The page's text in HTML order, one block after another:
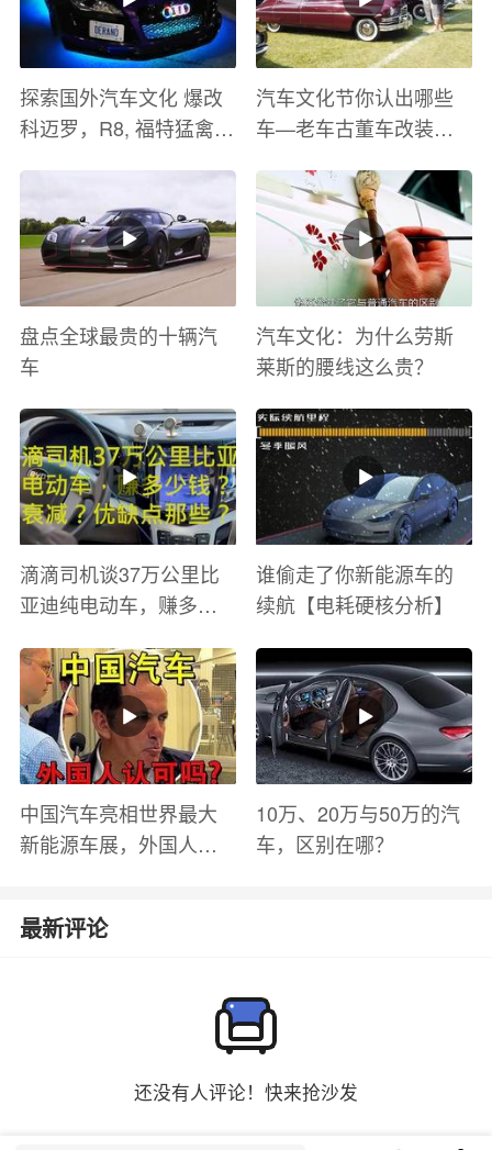
探索国外汽车文化 爆改
科迈罗，R8, 福特猛禽
汽车文化节你认出哪些
车—老车古董车改装车
盘点全球最贵的十辆汽
车
汽车文化：为什么劳斯
莱斯的腰线这么贵？
滴滴司机谈37万公里比
亚迪纯电动车，赚多少
有哪些？
谁偷走了你新能源车的
续航【电耗硬核分析】
中国汽车亮相世界最大
新能源车展，外国人怎
10万、20万与50万的汽
车，区别在哪？
最新评论
还没有人评论！快来抢沙发